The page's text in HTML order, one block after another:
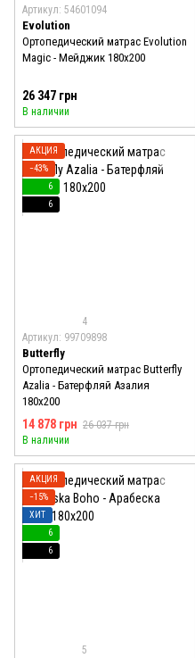
Артикул: 54601094
Evolution
Ортопедический матрас Evolution
Magic - Мейджик 180x200
26 347 грн
В наличии
АКЦИЯ
−43%
6
6
4
Артикул: 99709898
Butterfly
Ортопедический матрас Butterfly
Azalia - Батерфляй Азалия
180x200
14 878 грн 26 037 грн
В наличии
АКЦИЯ
−15%
ХИТ
6
6
5